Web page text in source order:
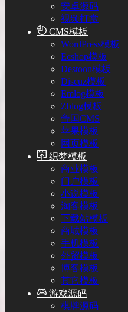
安卓源码
视频打赏
CMS模板
WordPress模板
Ecshop模板
Destoon模板
Discuz模板
Emlog模板
Zblog模板
帝国CMS
苹果模板
网页模板
织梦模板
商业模板
门户模板
小说模板
淘客模板
下载站模板
商城模板
手机模板
外贸模板
博客模板
其它模板
游戏源码
棋牌源码